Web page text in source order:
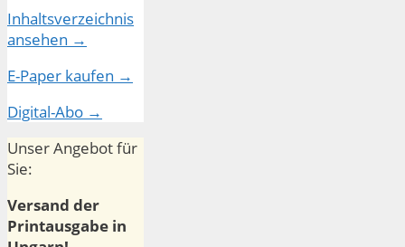
Inhaltsverzeichnis
ansehen →
E-Paper kaufen →
Digital-Abo →
Unser Angebot für
Sie:
Versand der
Printausgabe in